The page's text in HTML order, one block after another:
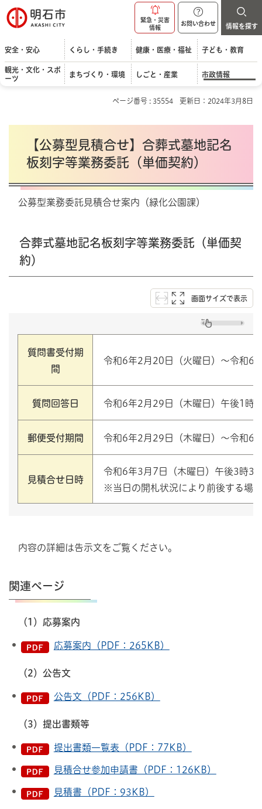
明石市
緊急・災害
情報
お問い合わせ 情報を探す
安全・安心 くらし・手続き 健康・医療・福祉 子ども・教育
観光・文化・スポ
ーツ
まちづくり・環境 しごと・産業 市政情報
ページ番号 : 35554 更新日：2024年3月8日
【公募型見積合せ】合葬式墓地記名
板刻字等業務委託（単価契約）
公募型業務委託見積合せ案内（緑化公園課）
合葬式墓地記名板刻字等業務委託（単価契
約）
画面サイズで表示
質問書受付期
間
令和6年2月20日（火曜日）～令和6
質問回答日 令和6年2月29日（木曜日）午後1時
郵便受付期間 令和6年2月29日（木曜日）～令和6
見積合せ日時
令和6年3月7日（木曜日）午後3時30
※当日の開札状況により前後する場
内容の詳細は告示文をご覧ください。
関連ページ
（1）応募案内
応募案内（PDF：265KB）
（2）公告文
公告文（PDF：256KB）
（3）提出書類等
提出書類一覧表（PDF：77KB）
見積合せ参加申請書（PDF：126KB）
見積書（PDF：93KB）